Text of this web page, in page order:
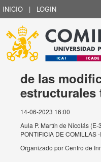
INICIO | LOGIN
de las
estructurales
14-06-2023 16:00
Aula P. Martín de Nicolás
PONTIFICIA DE COMILLAS
Organizado porCentro de